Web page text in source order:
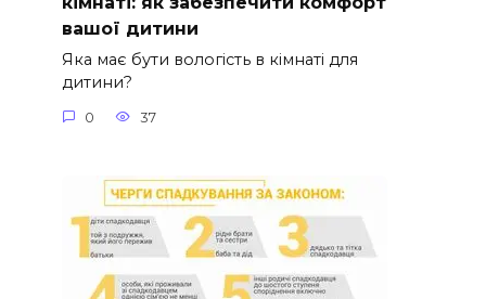
вашої дитини
Яка має бути вологість в кімнаті для
дитини?
0 37